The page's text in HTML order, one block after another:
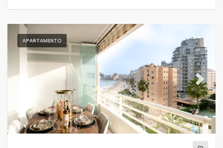
APARTAMENTO
Next